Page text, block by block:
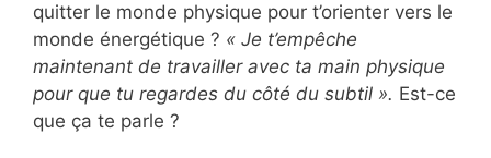
quitter le monde physique pour t’orienter vers le
monde énergétique ? « Je t’empêche
maintenant de travailler avec ta main physique
pour que tu regardes du côté du subtil ». Est-ce
que ça te parle ?